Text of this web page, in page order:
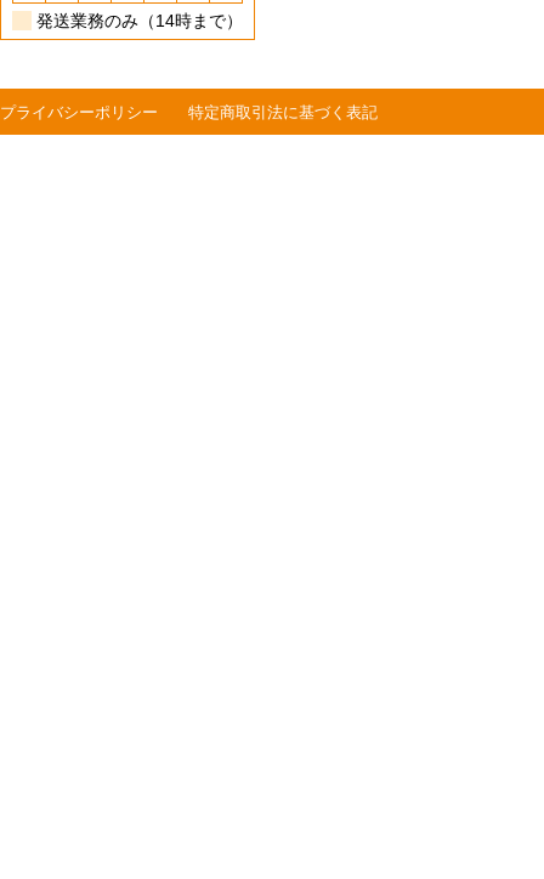
発送業務のみ（14時まで）
プライバシーポリシー 特定商取引法に基づく表記